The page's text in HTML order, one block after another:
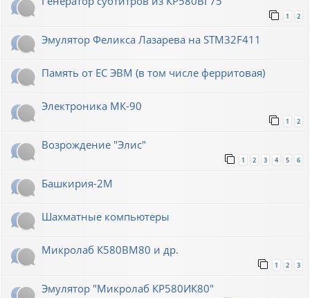
1 2
Эмулятор Феликса Лазарева на STM32F411
Память от ЕС ЭВМ (в том числе ферритовая)
Электроника МК-90
1 2
Возрождение "Элис"
1 2 3 4 5 6
Башкирия-2М
Шахматные компьютеры
Микролаб К580ВМ80 и др.
1 2 3
Эмулятор "Микролаб КР580ИК80"